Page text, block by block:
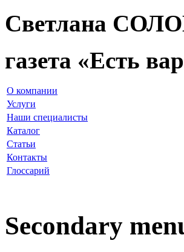
Светлана
газета «Есть
О компании
Услуги
Наши специалисты
Каталог
Статьи
Контакты
Глоссарий
Secondary